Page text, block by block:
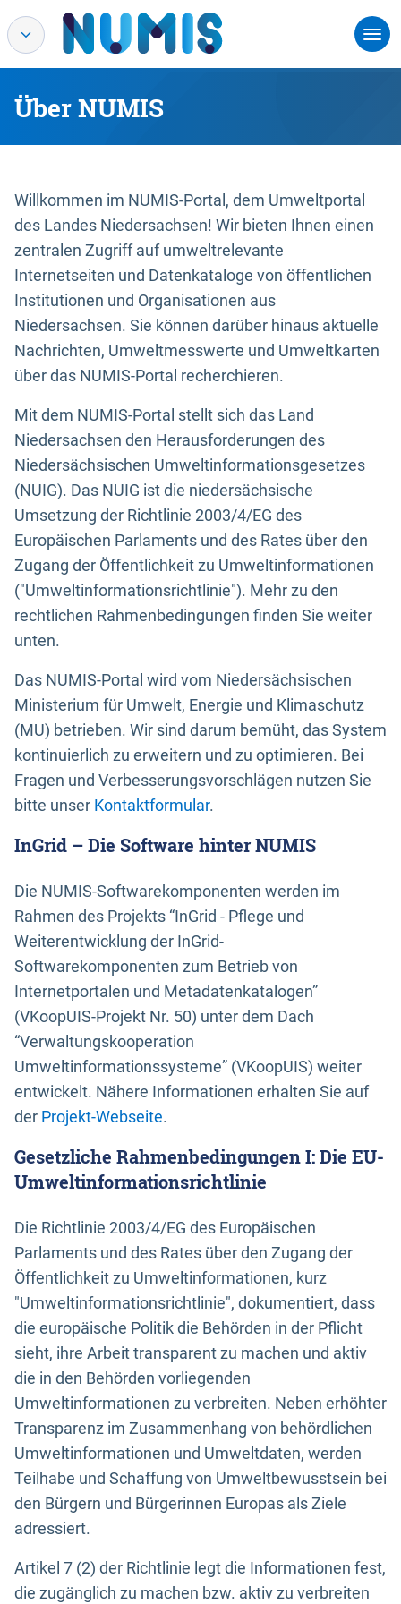
Über NUMIS
Willkommen im NUMIS-Portal, dem Umweltportal
des Landes Niedersachsen! Wir bieten Ihnen einen
zentralen Zugriff auf umweltrelevante
Internetseiten und Datenkataloge von öffentlichen
Institutionen und Organisationen aus
Niedersachsen. Sie können darüber hinaus aktuelle
Nachrichten, Umweltmesswerte und Umweltkarten
über das NUMIS-Portal recherchieren.
Mit dem NUMIS-Portal stellt sich das Land
Niedersachsen den Herausforderungen des
Niedersächsischen Umweltinformationsgesetzes
(NUIG). Das NUIG ist die niedersächsische
Umsetzung der Richtlinie 2003/4/EG des
Europäischen Parlaments und des Rates über den
Zugang der Öffentlichkeit zu Umweltinformationen
("Umweltinformationsrichtlinie"). Mehr zu den
rechtlichen Rahmenbedingungen finden Sie weiter
unten.
Das NUMIS-Portal wird vom Niedersächsischen
Ministerium für Umwelt, Energie und Klimaschutz
(MU) betrieben. Wir sind darum bemüht, das System
kontinuierlich zu erweitern und zu optimieren. Bei
Fragen und Verbesserungsvorschlägen nutzen Sie
bitte unser Kontaktformular.
InGrid – Die Software hinter NUMIS
Die NUMIS-Softwarekomponenten werden im
Rahmen des Projekts “InGrid - Pflege und
Weiterentwicklung der InGrid-
Softwarekomponenten zum Betrieb von
Internetportalen und Metadatenkatalogen”
(VKoopUIS-Projekt Nr. 50) unter dem Dach
“Verwaltungskooperation
Umweltinformationssysteme” (VKoopUIS) weiter
entwickelt. Nähere Informationen erhalten Sie auf
der Projekt-Webseite.
Gesetzliche Rahmenbedingungen I: Die EU-
Umweltinformationsrichtlinie
Die Richtlinie 2003/4/EG des Europäischen
Parlaments und des Rates über den Zugang der
Öffentlichkeit zu Umweltinformationen, kurz
"Umweltinformationsrichtlinie", dokumentiert, dass
die europäische Politik die Behörden in der Pflicht
sieht, ihre Arbeit transparent zu machen und aktiv
die in den Behörden vorliegenden
Umweltinformationen zu verbreiten. Neben erhöhter
Transparenz im Zusammenhang von behördlichen
Umweltinformationen und Umweltdaten, werden
Teilhabe und Schaffung von Umweltbewusstsein bei
den Bürgern und Bürgerinnen Europas als Ziele
adressiert.
Artikel 7 (2) der Richtlinie legt die Informationen fest,
die zugänglich zu machen bzw. aktiv zu verbreiten